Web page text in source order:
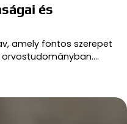
és
amely fontos szerepet
orvostudományban.…